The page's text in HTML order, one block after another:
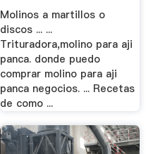
Molinos a martillos o
discos ... ...
Trituradora,molino para aji
panca. donde puedo
comprar molino para aji
panca negocios. ... Recetas
de como ...